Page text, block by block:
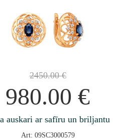
2450.00€
980.00€
auskari ar safīru un briljantu
Art: 09SC3000579